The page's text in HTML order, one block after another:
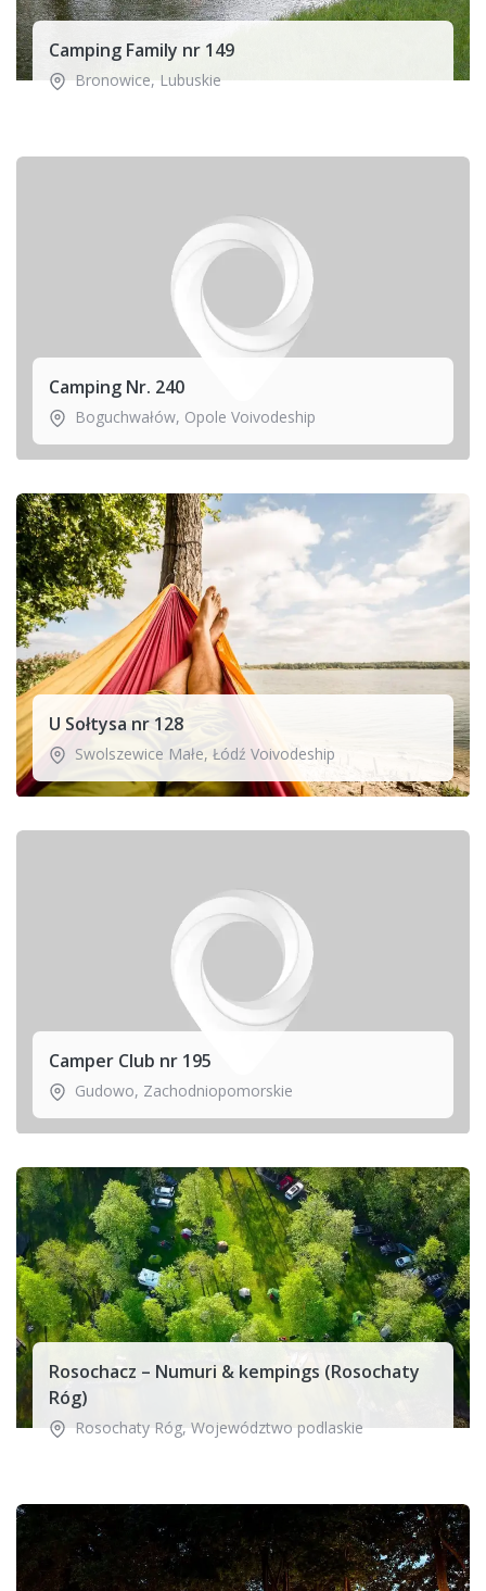
Camping Family nr 149
Bronowice, Lubuskie
Camping Nr. 240
Boguchwałów, Opole Voivodeship
U Sołtysa nr 128
Swolszewice Małe, Łódź Voivodeship
Camper Club nr 195
Gudowo, Zachodniopomorskie
Rosochacz – Numuri & kempings (Rosochaty
Róg)
Rosochaty Róg, Województwo podlaskie